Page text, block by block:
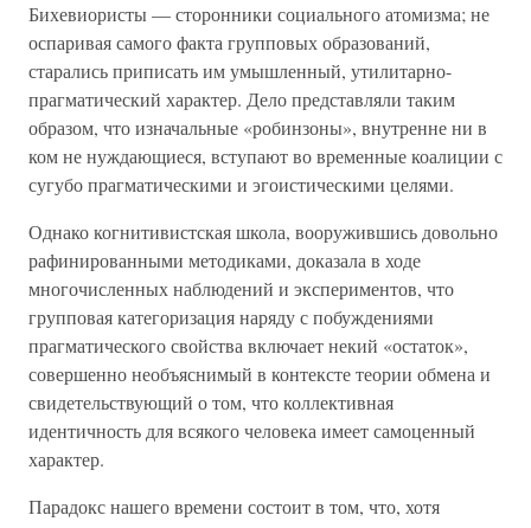
Бихевиористы — сторонники социального атомизма; не
оспаривая самого факта групповых образований,
старались приписать им умышленный, утилитарно-
прагматический характер. Дело представляли таким
образом, что изначальные «робинзоны», внутренне ни в
ком не нуждающиеся, вступают во временные коалиции с
сугубо прагматическими и эгоистическими целями.
Однако когнитивистская школа, вооружившись довольно
рафинированными методиками, доказала в ходе
многочисленных наблюдений и экспериментов, что
групповая категоризация наряду с побуждениями
прагматического свойства включает некий «остаток»,
совершенно необъяснимый в контексте теории обмена и
свидетельствующий о том, что коллективная
идентичность для всякого человека имеет самоценный
характер.
Парадокс нашего времени состоит в том, что, хотя